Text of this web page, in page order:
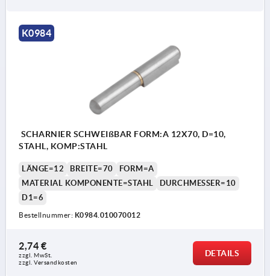
K0984
SCHARNIER SCHWEIßBAR FORM:A 12X70, D=10,
STAHL, KOMP:STAHL
LÄNGE=12 BREITE=70
FORM=A
MATERIAL KOMPONENTE=STAHL
DURCHMESSER=10
D1=6
Bestellnummer: K0984.010070012
2,74 €
zzgl. MwSt.
zzgl. Versandkosten
DETAILS